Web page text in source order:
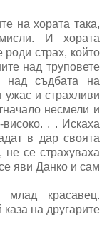
на хората така,
И хората
страх, който
над труповете
над съдбата на
ужас и страхливи
несмели и
. . Искаха
в дар своята
се страхуваха
яви Данко и сам
красавец.
на другарите